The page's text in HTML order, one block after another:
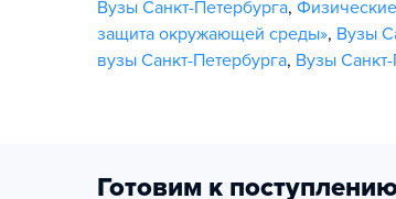
Вузы Санкт-Петербурга,
защита окружающей среды», Вузы
вузы Санкт-Петербурга, Вузы
Готовим к